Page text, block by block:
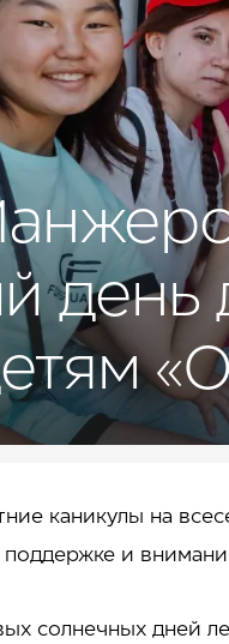
Отель 3*
Комплекс шале
Отель 5*
день
каникулы на
и
солнечных дней